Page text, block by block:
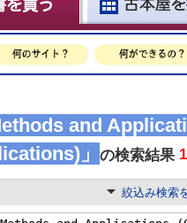
and
」
の検索結果
絞込み検索